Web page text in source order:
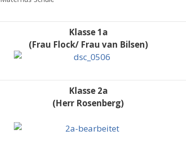
Klasse 1a
(Frau Flock/ Frau van Bilsen)
Klasse 2a
(Herr Rosenberg)